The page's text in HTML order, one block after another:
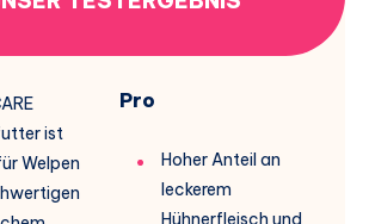
ist
Welpen
Pro
Hoher Anteil an
leckerem
Hühnerfleisch und